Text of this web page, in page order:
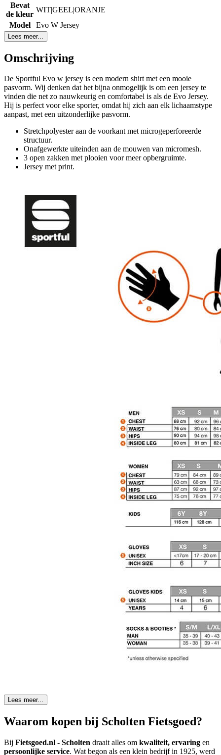
Bevat
de kleur
WIT|GEEL|ORANJE
Model
Evo W Jersey
Lees meer...
Omschrijving
De Sportful Evo w jersey is een modern shirt met een mooie
pasvorm. Wij denken dat het bijna onmogelijk is om een jersey te
vinden die net zo nauwkeurig en comfortabel is als de Evo Jersey.
Hij is perfect voor elke sporter, omdat hij zich aan elk lichaamstype
aanpast, met een uitzonderlijke pasvorm.
Stretchpolyester aan de voorkant met microgeperforeerde
structuur.
Onafgewerkte uiteinden aan de mouwen van micromesh.
3 open zakken met plooien voor meer opbergruimte.
Jersey met print.
Lees meer...
Waarom kopen bij Scholten Fietsgoed?
Bij Fietsgoed.nl - Scholten draait alles om kwaliteit, ervaring en
persoonlijke service. Wat begon als een klein bedrijf in 1925, werd